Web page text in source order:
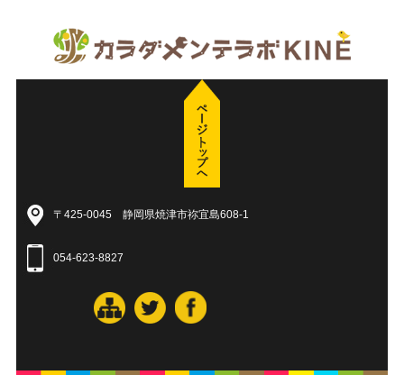
〒425-0045 静岡県焼津市祢宜島608-1
054-623-8827